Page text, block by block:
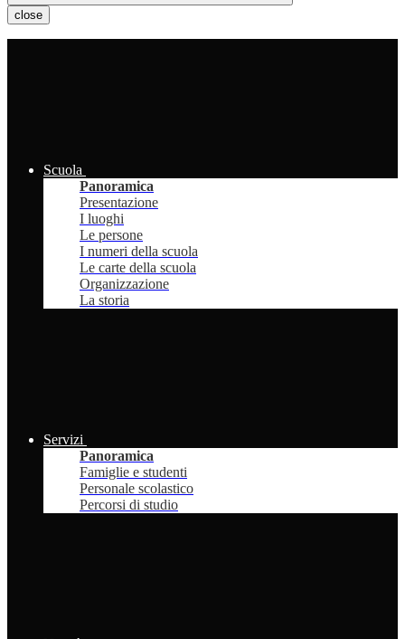
close
Scuola
Panoramica
Presentazione
I luoghi
Le persone
I numeri della scuola
Le carte della scuola
Organizzazione
La storia
Servizi
Panoramica
Famiglie e studenti
Personale scolastico
Percorsi di studio